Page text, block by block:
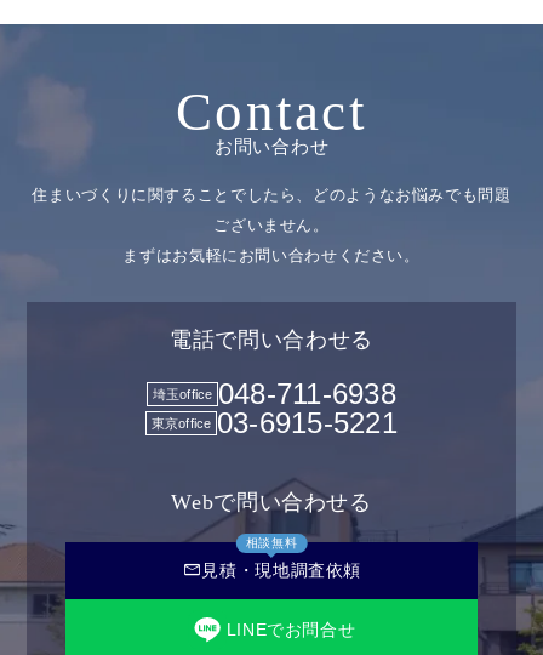
Contact
お問い合わせ
住まいづくりに関することでしたら、どのようなお悩みでも問題
ございません。
まずはお気軽にお問い合わせください。
電話で問い合わせる
埼玉office 048-711-6938
東京office 03-6915-5221
Webで問い合わせる
相談無料
mail見積・現地調査依頼
LINEでお問合せ